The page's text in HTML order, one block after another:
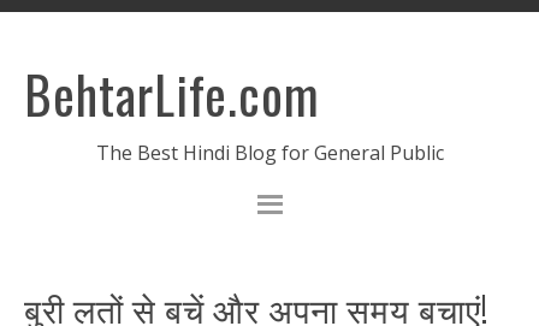
BehtarLife.com
The Best Hindi Blog for General Public
बुरी लतों से बचें और अपना समय बचाएं!